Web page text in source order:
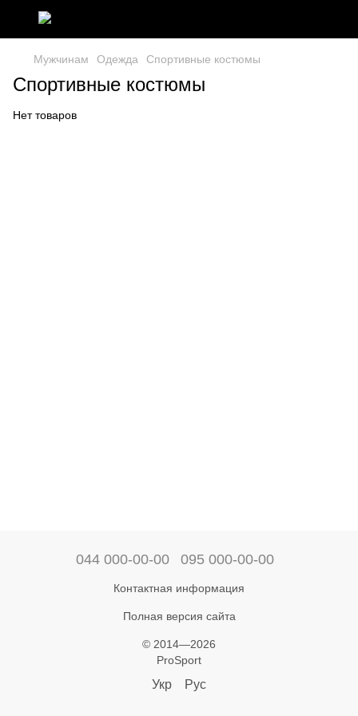
Мужчинам Одежда Спортивные костюмы
Спортивные костюмы
Нет товаров
044 000-00-00 095 000-00-00
Контактная информация
Полная версия сайта
© 2014—2026
ProSport
Укр Рус